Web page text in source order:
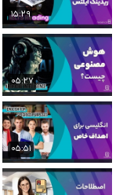
۱۵:۲۹
۰۵:۲۷
۰۵:۵۱